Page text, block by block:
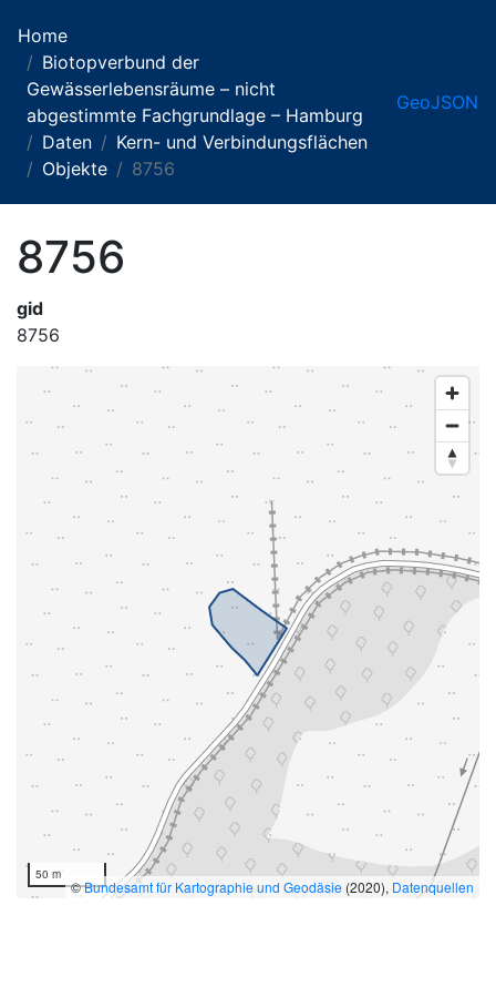
Home
Biotopverbund der
Gewässerlebensräume – nicht
abgestimmte Fachgrundlage – Hamburg
Daten
Kern- und Verbindungsflächen
Objekte
8756
GeoJSON
8756
gid
8756
50 m
©Bundesamt für Kartographie und Geodäsie (2020), Datenquellen